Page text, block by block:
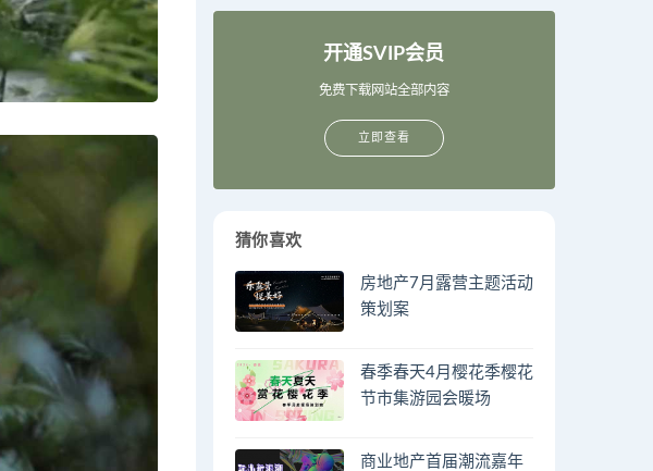
开通SVIP会员
免费下载网站全部内容
立即查看
猜你喜欢
房地产7月露营主题活动
策划案
春季春天4月樱花季樱花
节市集游园会暖场
商业地产首届潮流嘉年